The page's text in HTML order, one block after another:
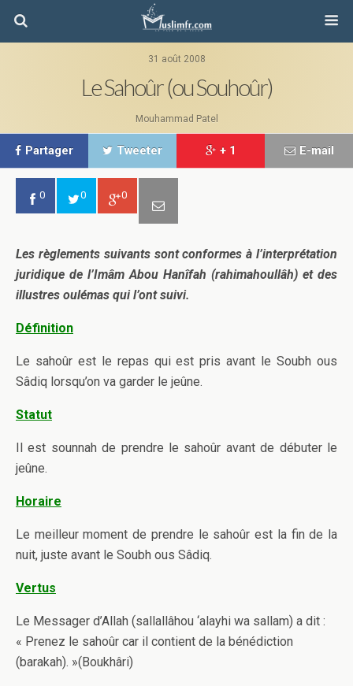
31 août 2008
Le Sahoûr (ou Souhoûr)
Mouhammad Patel
Partager Tweeter + 1 E-mail
0 0 0
Les règlements suivants sont conformes à l’interprétation
juridique de l’Imâm Abou Hanîfah (rahimahoullâh) et des
illustres oulémas qui l’ont suivi.
Définition
Le sahoûr est le repas qui est pris avant le Soubh ous
Sâdiq lorsqu’on va garder le jeûne.
Statut
Il est sounnah de prendre le sahoûr avant de débuter le
jeûne.
Horaire
Le meilleur moment de prendre le sahoûr est la fin de la
nuit, juste avant le Soubh ous Sâdiq.
Vertus
Le Messager d’Allah (sallallâhou ‘alayhi wa sallam) a dit :
« Prenez le sahoûr car il contient de la bénédiction
(barakah). »(Boukhâri)